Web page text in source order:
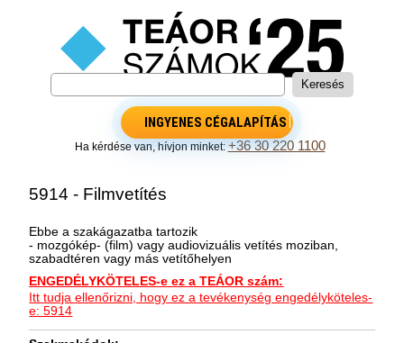
INGYENES CÉGALAPÍTÁS
Ha kérdése van, hívjon minket:+36 30 220 1100
5914 - Filmvetítés
Ebbe a szakágazatba tartozik
- mozgókép- (film) vagy audiovizuális vetítés moziban,
szabadtéren vagy más vetítőhelyen
ENGEDÉLYKÖTELES-e ez a TEÁOR szám:
Itt tudja ellenőrizni, hogy ez a tevékenység engedélyköteles-
e: 5914